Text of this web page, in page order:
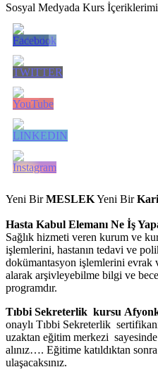
Sosyal Medyada Kurs
Yeni BirMESLEKYeni Bir
Hasta Kabul Elemanı Ne İş
Sağlık hizmeti veren kurum ve
işlemlerini, hastanın tedavi ve
dokümantasyon işlemlerini evrak
alarak arşivleyebilme bilgi ve
programdır.
Tıbbi Sekreterlik kursu
onaylı Tıbbi Sekreterlik
uzaktan eğitim merkezi
alınız…. Eğitime katıldıktan
ulaşacaksınız.